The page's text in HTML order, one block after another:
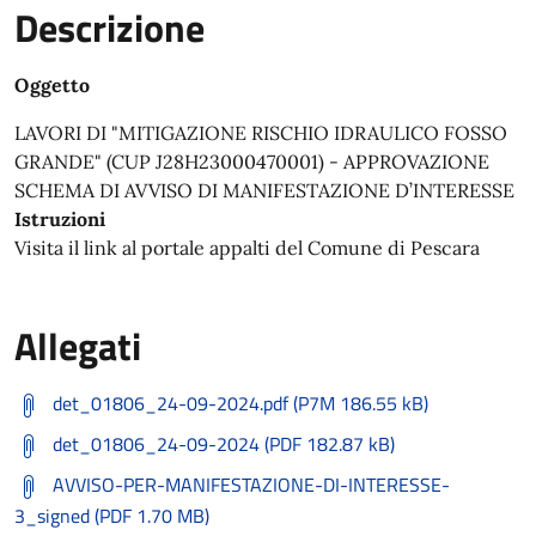
Descrizione
Oggetto
LAVORI DI "MITIGAZIONE RISCHIO IDRAULICO FOSSO
GRANDE" (CUP J28H23000470001) - APPROVAZIONE
SCHEMA DI AVVISO DI MANIFESTAZIONE D’INTERESSE
Istruzioni
Visita il link al portale appalti del Comune di Pescara
Allegati
det_01806_24-09-2024.pdf (P7M 186.55 kB)
det_01806_24-09-2024 (PDF 182.87 kB)
AVVISO-PER-MANIFESTAZIONE-DI-INTERESSE-
3_signed (PDF 1.70 MB)